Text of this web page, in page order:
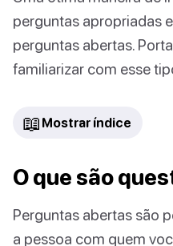
perguntas apropriadas
perguntas abertas.
familiarizar com esse
📖 Mostrar índice
O que são
Perguntas abertas são
a pessoa com quem